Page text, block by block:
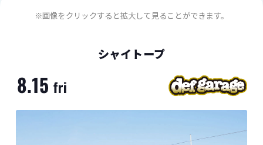
※画像をクリックすると拡大して見ることができます。
シャイトープ